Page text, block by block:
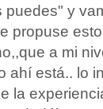
puedes" y
propuse
a mi
ahí está.. lo
la